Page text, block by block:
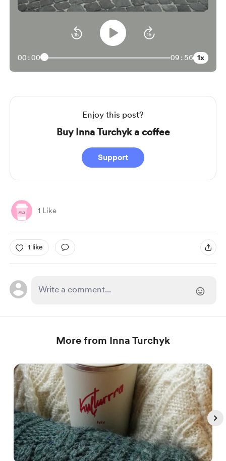
00:00 09:56 1x
Enjoy this post?
Buy Inna Turchyk a coffee
Support
1 Like
1 like
More from Inna Turchyk